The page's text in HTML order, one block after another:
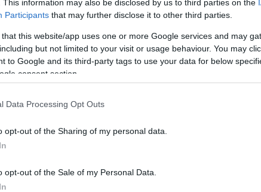
This information may also be disclosed by us to third parties on the
Participants that may further disclose it to other third parties.
that this website/app uses one or more Google services and may
but not limited to your visit or usage behaviour. You may
to Google and its third-party tags to use your data for below
consent section.
Data Processing Opt Outs
opt-out of the Sharing of my personal data.
opt-out of the Sale of my Personal Data.